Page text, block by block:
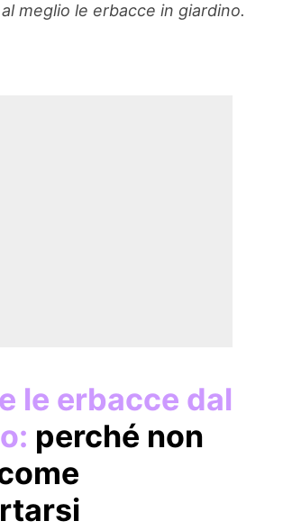
meglio le erbacce in giardino.
le erbacce dal
perché non